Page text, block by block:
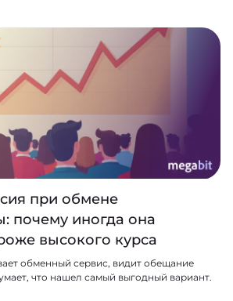
при обмене
почему иногда она
высокого курса
обменный сервис, видит обещание
что нашел самый выгодный вариант.